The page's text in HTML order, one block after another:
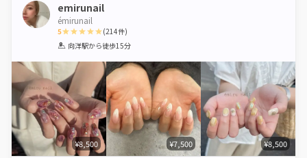
emirunail
émirunail
5
1 2 3 4 5
(214件)
向洋駅から徒歩15分
¥8,500 ¥7,500 ¥8,500